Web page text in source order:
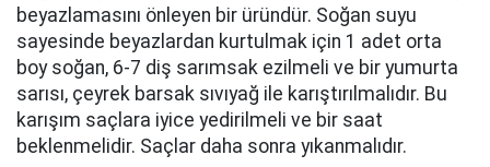
beyazlamasını önleyen bir üründür. Soğan suyu
sayesinde beyazlardan kurtulmak için 1 adet orta
boy soğan, 6-7 diş sarımsak ezilmeli ve bir yumurta
sarısı, çeyrek barsak sıvıyağ ile karıştırılmalıdır. Bu
karışım saçlara iyice yedirilmeli ve bir saat
beklenmelidir. Saçlar daha sonra yıkanmalıdır.